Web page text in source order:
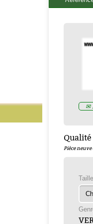
✉
Pièce
LES VEHICULES
ZND300022
Prix : 16.67€ HT